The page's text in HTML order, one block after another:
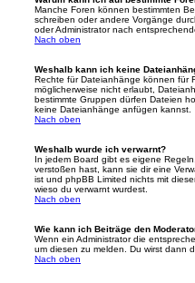
Manche Foren können bestimmten
schreiben oder andere Vorgänge
oder Administrator nach
Nach oben
Weshalb kann ich keine
Rechte für Dateianhänge können für
möglicherweise nicht erlaubt,
bestimmte Gruppen dürfen Dateien
keine Dateianhänge anfügen kannst.
Nach oben
Weshalb wurde ich verwarnt?
In jedem Board gibt es eigene
verstoßen hast, kann sie dir eine
ist und phpBB Limited nichts mit
wieso du verwarnt wurdest.
Nach oben
Wie kann ich Beiträge den
Wenn ein Administrator die
um diesen zu melden. Du wirst dann
Nach oben